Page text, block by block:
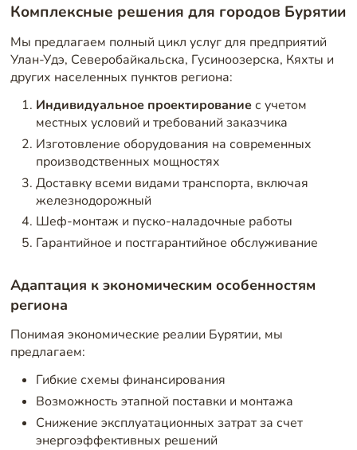
Комплексные решения для городов Бурятии
Мы предлагаем полный цикл услуг для предприятий
Улан-Удэ, Северобайкальска, Гусиноозерска, Кяхты и
других населенных пунктов региона:
Индивидуальное проектированиес учетом
местных условий и требований заказчика
Изготовление оборудования на современных
производственных мощностях
Доставку всеми видами транспорта, включая
железнодорожный
Шеф-монтаж и пуско-наладочные работы
Гарантийное и постгарантийное обслуживание
Адаптация к экономическим особенностям
региона
Понимая экономические реалии Бурятии, мы
предлагаем:
Гибкие схемы финансирования
Возможность этапной поставки и монтажа
Снижение эксплуатационных затрат за счет
энергоэффективных решений